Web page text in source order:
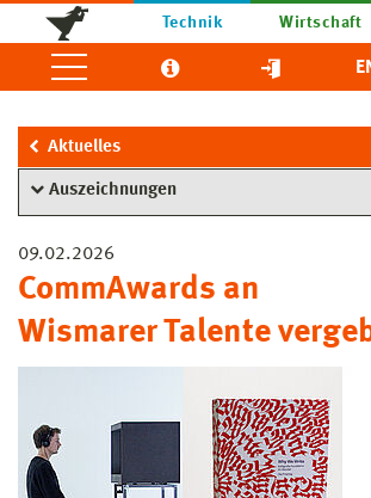
Technik Wirtschaft
Aktuelles
Auszeichnungen
09.02.2026
CommAwards an
Wismarer Talente